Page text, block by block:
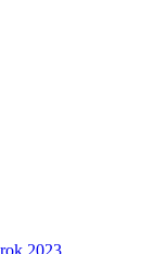
2023